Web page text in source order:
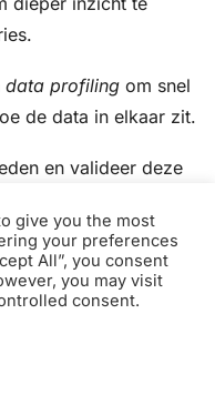
data profilingom snel
de data in elkaar zit.
en valideer deze
met Power Query
dataset.
u in staat om de
give you the most
your preferences
All”, you consent
you may visit
consent.